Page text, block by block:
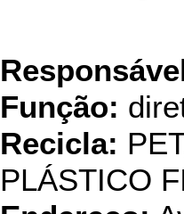
Função:
Recicla:
PLÁSTICO